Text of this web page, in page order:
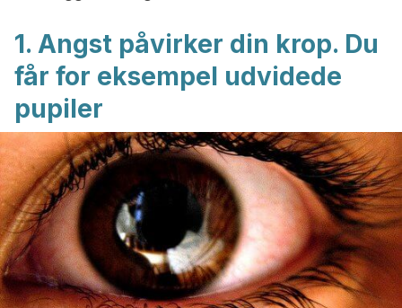
1. Angst påvirker din krop. Du
får for eksempel udvidede
pupiler